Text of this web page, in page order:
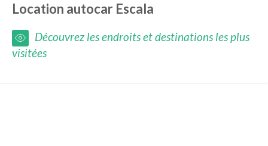
Location autocar Escala
Découvrez les endroits et destinations les plus
visitées